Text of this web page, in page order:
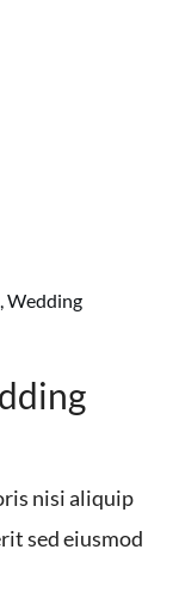
,Wedding
nisi aliquip
sed eiusmod